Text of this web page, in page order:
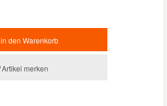
in den Warenkorb
Artikel merken